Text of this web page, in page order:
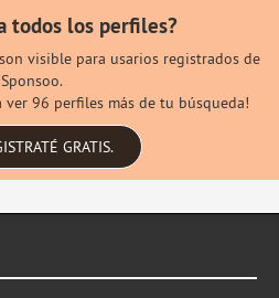
todos los perfiles?
visible para usarios registrados de
Sponsoo.
96 perfiles más de tu búsqueda!
GRATIS.